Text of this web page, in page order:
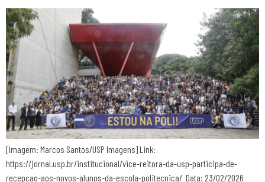
[Imagem: Marcos Santos/USP Imagens] Link:
https://jornal.usp.br/institucional/vice-reitora-da-usp-participa-de-
recepcao-aos-novos-alunos-da-escola-politecnica/ Data: 23/02/2026